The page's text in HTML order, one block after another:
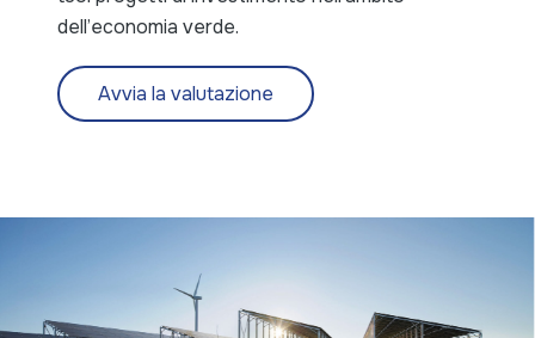
dell’economia verde.
Avvia la valutazione